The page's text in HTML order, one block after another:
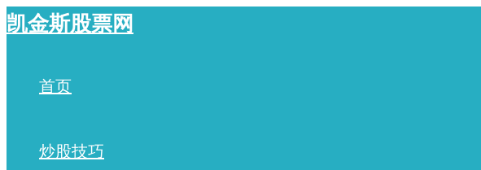
跳
至
凯金斯股票网
首页
炒股技巧